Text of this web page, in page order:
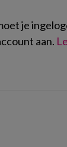
je
aan.